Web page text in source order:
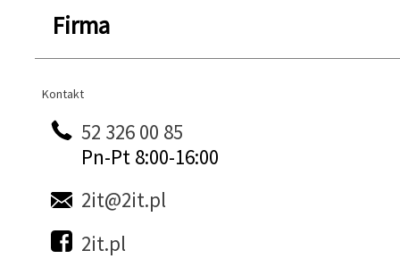
Firma
Kontakt
Kontakt
52 326 00 85
Pn-Pt 8:00-16:00
2it@2it.pl
2it.pl